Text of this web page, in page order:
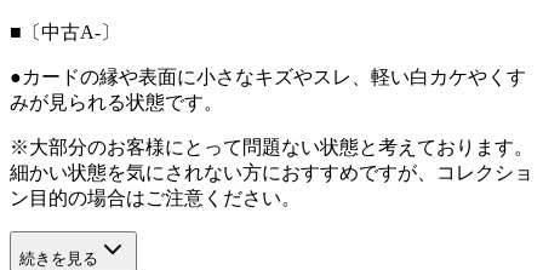
■〔中古A-〕
●カードの縁や表面に小さなキズやスレ、軽い白カケやくす
みが見られる状態です。
※大部分のお客様にとって問題ない状態と考えております。
細かい状態を気にされない方におすすめですが、コレクショ
ン目的の場合はご注意ください。
続きを見る